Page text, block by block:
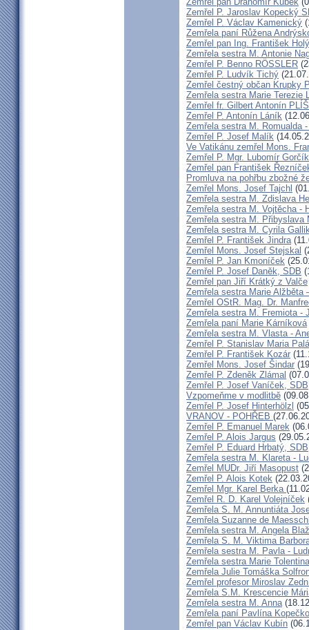
Zemřel P. Jaroslav Kopecký
Zemřel P. Václav Kamenický
Zemřela paní Růžena
Zemřel pan Ing. František
Zemřela sestra M. Antonie
Zemřel P. Benno RÖSSLER
Zemřel P. Ludvík Tichý
Zemřel čestný občan Krupky
Zemřela sestra Marie Terezie
Zemřel fr. Gilbert Antonín
Zemřel P. Antonín Láník
Zemřela sestra M. Romualda
Zemřel P. Josef Malík
Ve Vatikánu zemřel Mons.
Zemřel P. Mgr. Lubomír Gorčík
Zemřel pan František
Promluva na pohřbu zbožné
Zemřel Mons. Josef Tajchl
Zemřela sestra M. Zdislava
Zemřela sestra M. Vojtěcha -
Zemřela sestra M. Přibyslava
Zemřela sestra M. Cyrila
Zemřel P. František Jindra
Zemřel Mons. Josef Stejskal
Zemřel P. Jan Kmoníček
Zemřel P. Josef Daněk, SDB
Zemřel pan Jiří Krátký z Valče
Zemřela sestra Marie Alžběta
Zemřel OStR. Mag. Dr.
Zemřela sestra M. Fremiota -
Zemřela paní Marie Kárníková
Zemřela sestra M. Vlasta -
Zemřel P. Stanislav Maria
Zemřel P. František Kozár
Zemřel Mons. Josef Šindar
Zemřel P. Zdeněk Zlámal
Zemřel P. Josef Vaníček, SDB
Vzpomeňme v modlitbě
Zemřel P. Josef Hinterhölzl
VRANOV - POHŘEB
Zemřel P. Emanuel Marek
Zemřel P. Alois Jargus
Zemřel P. Eduard Hrbatý, SDB
Zemřela sestra M. Klareta -
Zemřel MUDr. Jiří Masopust
Zemřel P. Alois Kotek
Zemřel Mgr. Karel Berka
Zemřel R. D. Karel Volejníček
Zemřela S. M. Annuntiáta
Zemřela Suzanne de
Zemřela sestra M. Angela
Zemřela S. M. Viktima
Zemřela sestra M. Pavla -
Zemřela sestra Marie
Zemřela Julie Tomáška
Zemřel profesor Miroslav
Zemřela S.M. Krescencie
Zemřela sestra M. Anna
Zemřela paní Pavlína
Zemřel pan Václav Kubín